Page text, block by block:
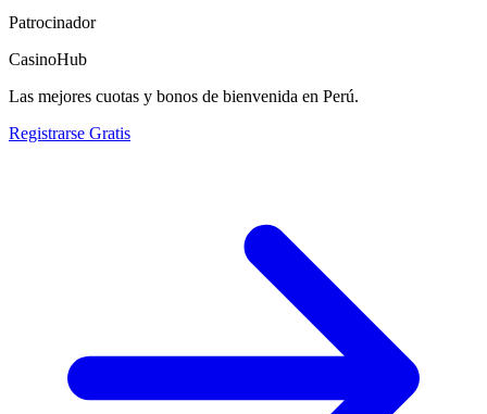
Patrocinador
CasinoHub
Las mejores cuotas y bonos de bienvenida en Perú.
Registrarse Gratis